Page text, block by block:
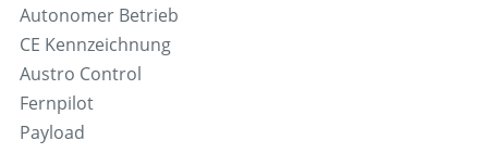
Autonomer Betrieb
CE Kennzeichnung
Austro Control
Fernpilot
Payload